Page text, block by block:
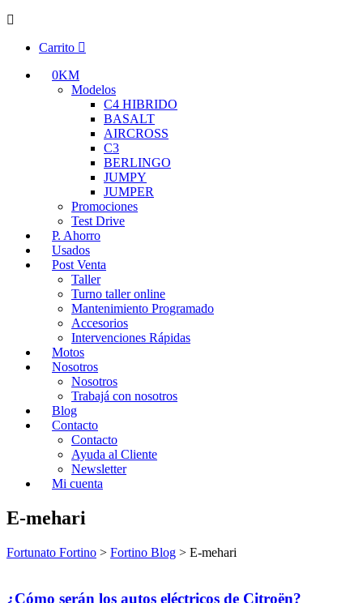
Carrito
0KM
Modelos
C4 HIBRIDO
BASALT
AIRCROSS
C3
BERLINGO
JUMPY
JUMPER
Promociones
Test Drive
P. Ahorro
Usados
Post Venta
Taller
Turno taller online
Mantenimiento Programado
Accesorios
Intervenciones Rápidas
Motos
Nosotros
Nosotros
Trabajá con nosotros
Blog
Contacto
Contacto
Ayuda al Cliente
Newsletter
Mi cuenta
E-mehari
Fortunato Fortino > Fortino Blog > E-mehari
¿Cómo serán los autos eléctricos de Citroën?